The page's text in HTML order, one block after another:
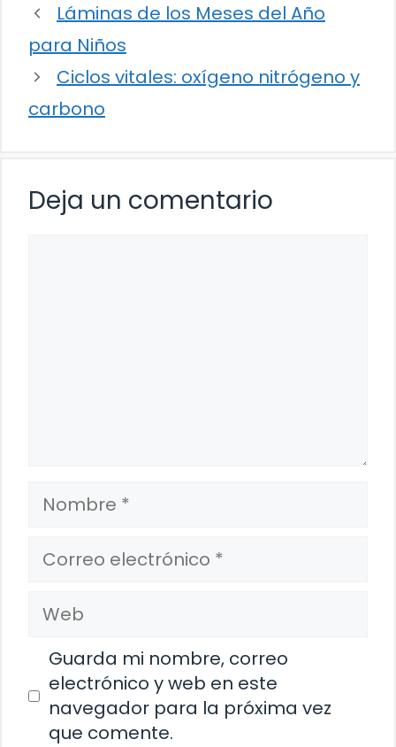
Láminas de los Meses del Año
para Niños
Ciclos vitales: oxígeno nitrógeno y
carbono
Deja un comentario
Nombre
Correo
electrónico
Web
Guarda mi nombre, correo
electrónico y web en este
navegador para la próxima vez
que comente.